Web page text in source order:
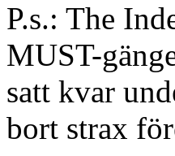
P.s.: The
MUST-
satt kvar
bort strax